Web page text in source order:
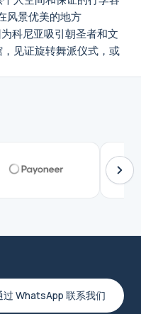
风景优美的地方
科尼亚吸引朝圣者和文
见证旋转舞派仪式，或
过 WhatsApp 联系我们